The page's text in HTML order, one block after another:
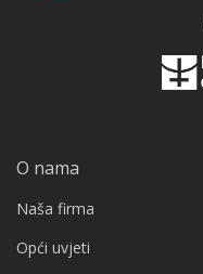
O nama
Naša firma
Opći uvjeti